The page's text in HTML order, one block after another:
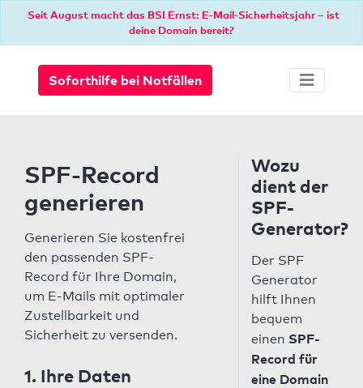
Seit August macht das BSI Ernst: E-Mail-Sicherheitsjahr – ist
deine Domain bereit?
Soforthilfe bei Notfällen
SPF-Record
generieren
Generieren Sie kostenfrei
den passenden SPF-
Record für Ihre Domain,
um E-Mails mit optimaler
Zustellbarkeit und
Sicherheit zu versenden.
1. Ihre Daten
Wozu
dient der
SPF-
Generator?
Der SPF
Generator
hilft Ihnen
bequem
einen SPF-
Record für
eine Domain